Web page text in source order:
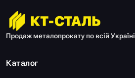
Продаж металопрокату по всій Україні
Каталог